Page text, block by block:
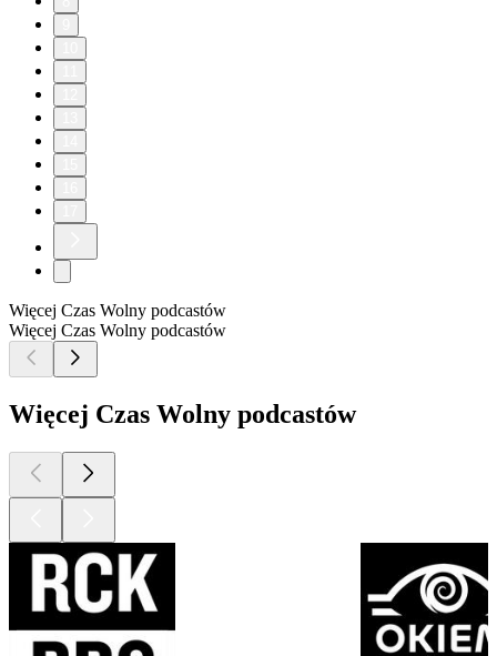
Więcej Czas Wolny podcastów
Więcej Czas Wolny podcastów
Więcej Czas Wolny podcastów